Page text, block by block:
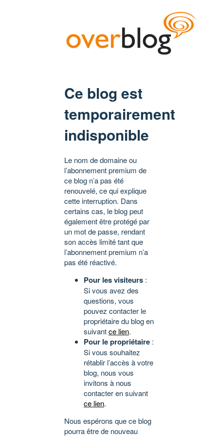
Ce blog est
temporairement
indisponible
Le nom de domaine ou
l’abonnement premium de
ce blog n’a pas été
renouvelé, ce qui explique
cette interruption. Dans
certains cas, le blog peut
également être protégé par
un mot de passe, rendant
son accès limité tant que
l’abonnement premium n’a
pas été réactivé.
Pour les visiteurs :
Si vous avez des
questions, vous
pouvez contacter le
propriétaire du blog en
suivantce lien.
Pour le propriétaire :
Si vous souhaitez
rétablir l’accès à votre
blog, nous vous
invitons à nous
contacter en suivant
ce lien.
Nous espérons que ce blog
pourra être de nouveau